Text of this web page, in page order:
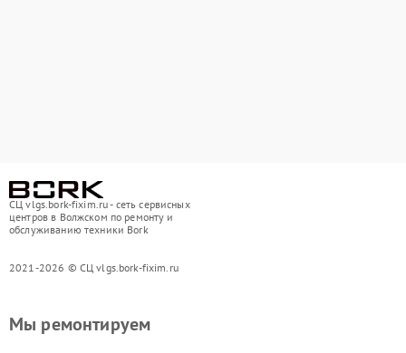
СЦ vlgs.bork-fixim.ru - сеть сервисных
центров в Волжском по ремонту и
обслуживанию техники Bork
2021-2026 © СЦ vlgs.bork-fixim.ru
Мы ремонтируем